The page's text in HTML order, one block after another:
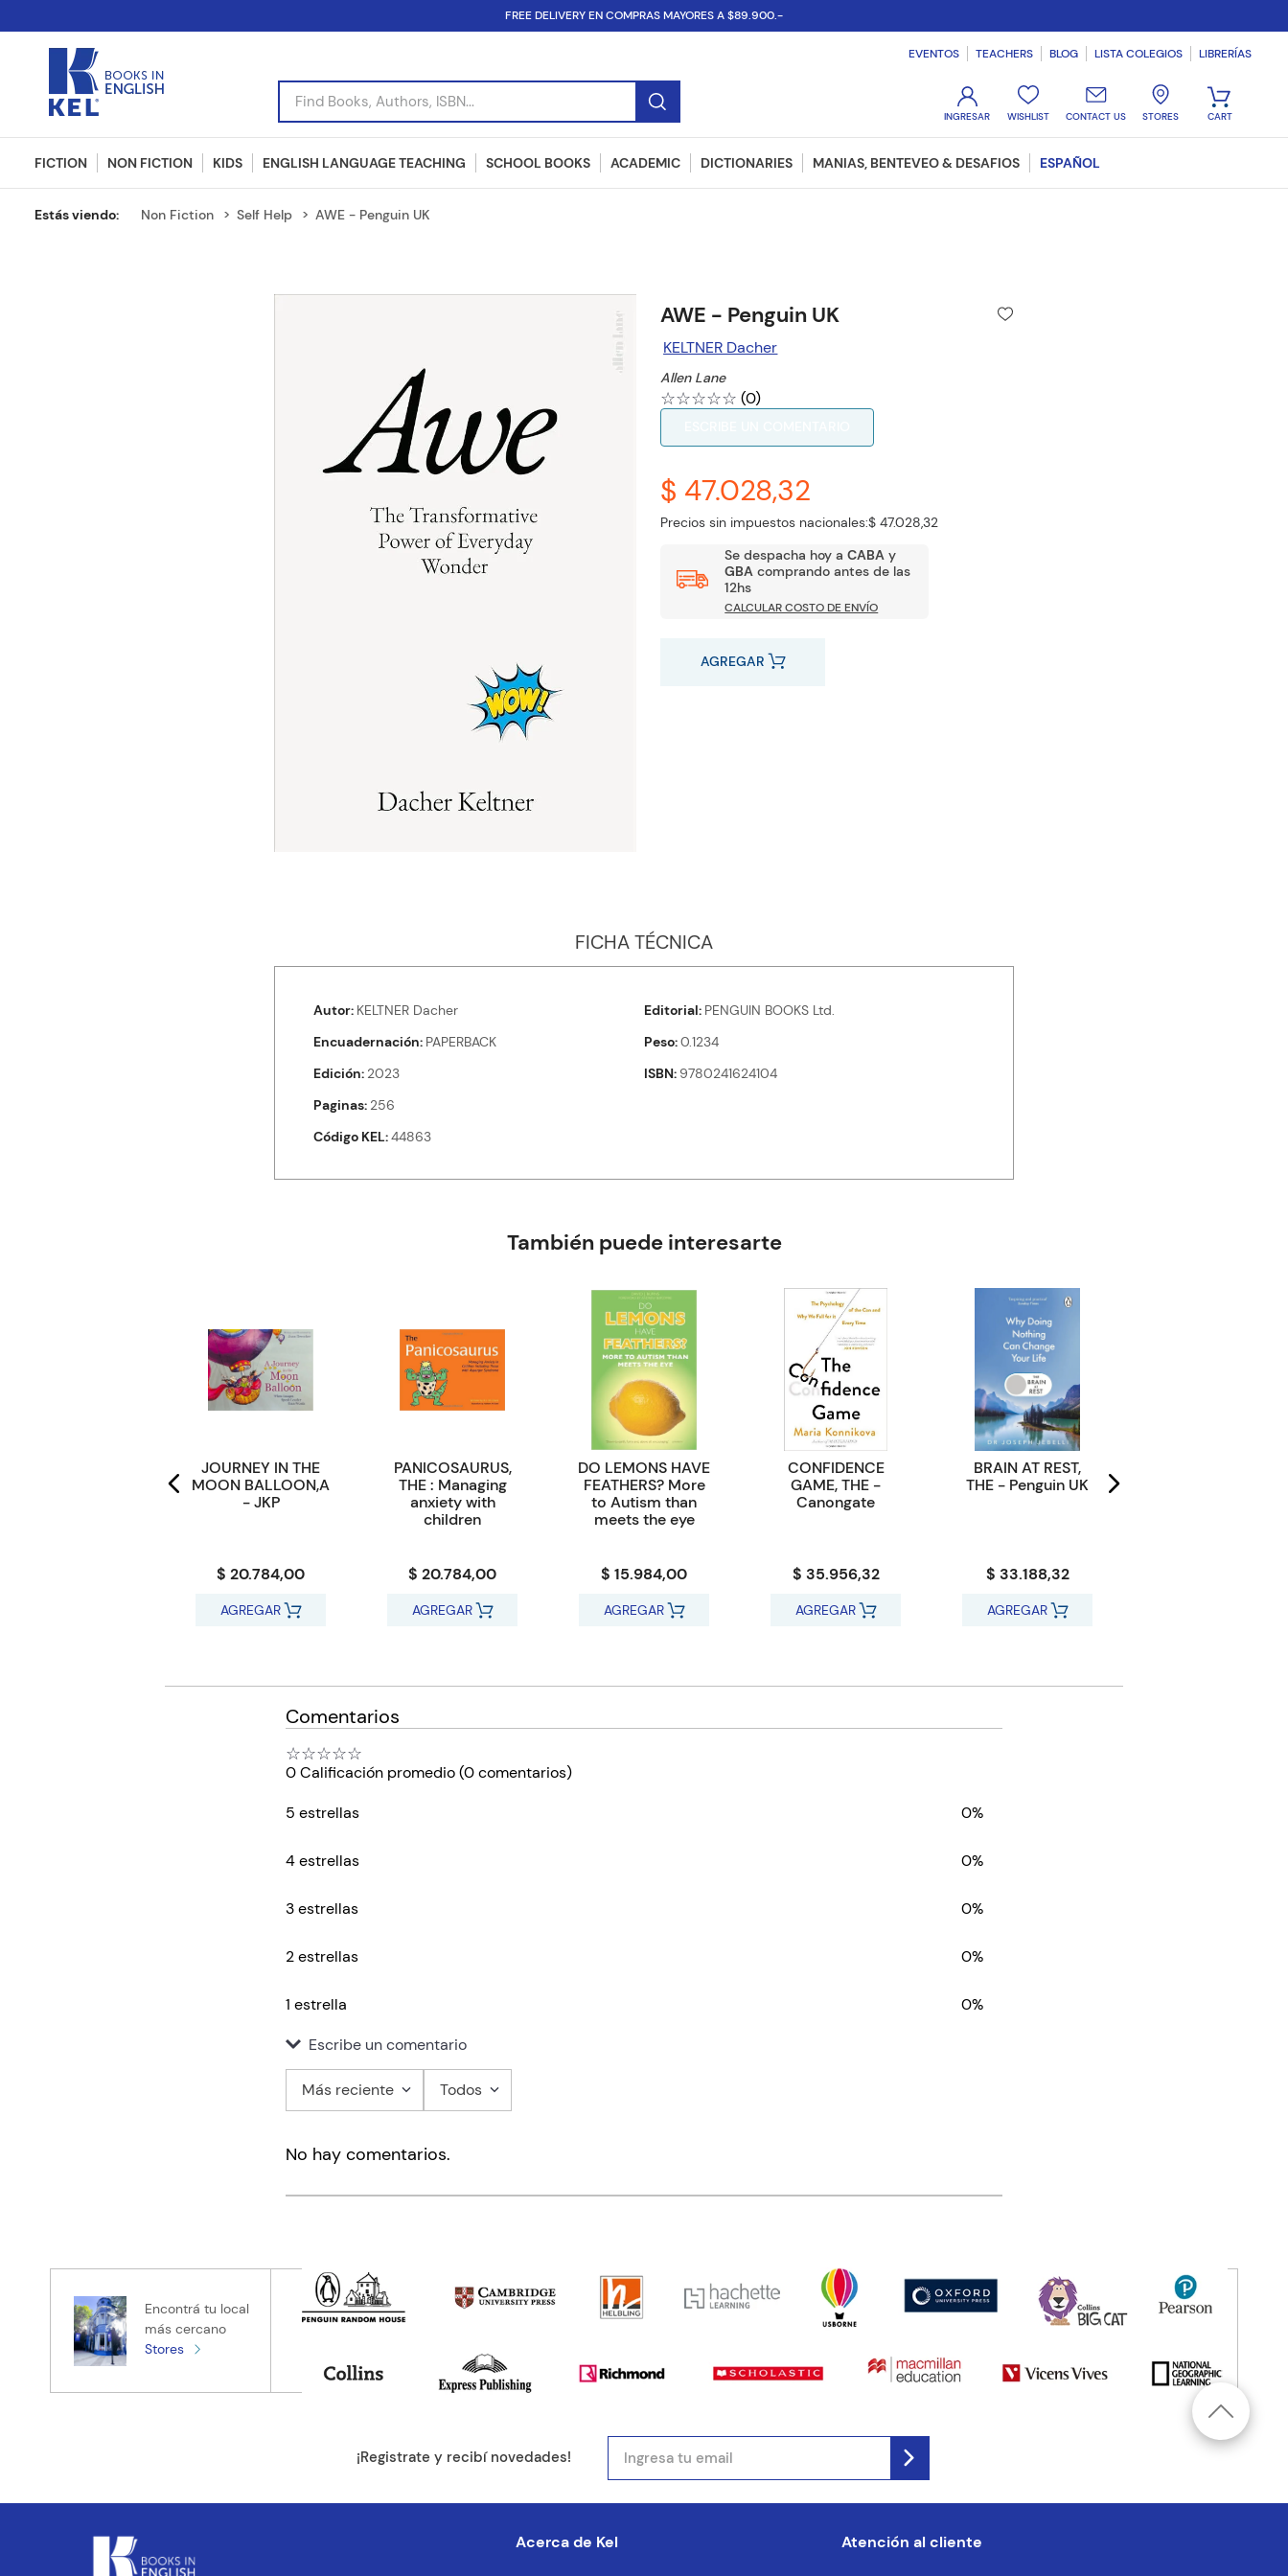
FREE DELIVERY EN COMPRAS MAYORES A $89.900.-
Find Books, Authors, ISBN...
EVENTOS TEACHERS BLOG LISTA COLEGIOS LIBRERÍAS
WISHLIST CONTACT US STORES
FICTION NON FICTION KIDS ENGLISH LANGUAGE TEACHING SCHOOL BOOKS ACADEMIC DICTIONARIES MANIAS, BENTEVEO & DESAFIOS ESPAÑOL
Non Fiction Self Help AWE - Penguin UK
AWE - Penguin UK
KELTNER Dacher
Allen Lane
☆☆☆☆☆ (0)
$ 47.028,32
Precios sin impuestos nacionales:$ 47.028,32
Se despacha hoy aCABA y
GBA comprando antes de las
12hs
CALCULAR COSTO DE ENVÍO
AGREGAR
FICHA TÉCNICA
Autor KELTNER Dacher Editorial PENGUIN BOOKS Ltd.
Encuadernación PAPERBACK Peso 0.1234
Edición 2023 ISBN 9780241624104
Paginas 256
Código KEL 44863
También puede interesarte
JOURNEY IN THE
MOON BALLOON,A
- JKP
$ 20.784,00
AGREGAR
PANICOSAURUS,
THE : Managing
anxiety with
children
$ 20.784,00
AGREGAR
DO LEMONS HAVE
FEATHERS? More
to Autism than
meets the eye
$ 15.984,00
AGREGAR
CONFIDENCE
GAME, THE -
Canongate
$ 35.956,32
AGREGAR
BRAIN AT REST,
THE - Penguin UK
$ 33.188,32
AGREGAR
Comentarios
☆☆☆☆☆
0 Calificación promedio(0 comentarios)
5 estrellas
0%
4 estrellas 0%
3 estrellas 0%
2 estrellas 0%
1 estrella
0%
Escribe un comentario
Título
Tu nombre
Tu ubicación
Más reciente Todos
No hay comentarios.
Encontrá tu local
más cercano
Stores
¡Registrate y recibí novedades!
Acerca de Kel Atención al cliente